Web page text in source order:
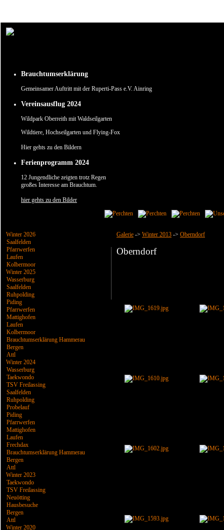
Brauchtumserklärung
Gemeinsamer Auftritt mit der Ruperti-Pass e.V. Ainring
Vereinsausflug 2024
Wildpark Oberreith mit Waldseilgarten
Wildtiere, Hochseilgarten und Flying-Fox
Hier gehts zu den Bildern
Ferienprogramm 2024
12 Jungendliche zeigten trotz Regen
großes Interesse am Brauchtum.
hier gehts zu den Bilder
Winter 2026
Saalfelden
Pfarrwerfen
Laufen
Kolbermoor
Winter 2025
Wasserburg
Saalfelden
Ruhpolding
Piding
Pfarrwerfen
Mattighofen
Laufen
Kolbermoor
Brauchtumserklärung Hammerau
Bergen
Attl
Winter 2024
Wasserburg
Taekwondo
TSV Freilassing
Saalfelden
Ruhpolding
Probelauf
Piding
Pfarrwerfen
Mattighofen
Laufen
Frechdax
Brauchtumserklärung Hammerau
Bergen
Attl
Winter 2023
Taekwondo
TSV Freilassing
Neuötting
Hausbesuche
Bergen
Attl
Winter 2020
Galerie -> Winter 2013 -> Oberndorf
Oberndorf